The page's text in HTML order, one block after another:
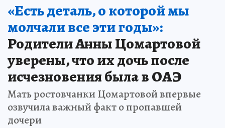
«Есть деталь, о которой мы
молчали все эти годы»:
Родители Анны Цомартовой
уверены, что их дочь после
исчезновения была в ОАЭ
Мать ростовчанки Цомартовой впервые
озвучила важный факт о пропавшей
дочери